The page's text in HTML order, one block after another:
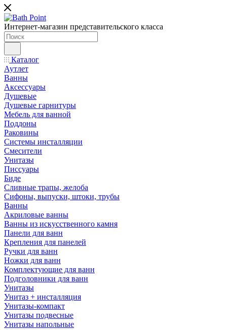
Интернет-магазин представительского класса
Каталог
Аутлет
Ванны
Аксессуары
Душевые
Душевые гарнитуры
Мебель для ванной
Поддоны
Раковины
Системы инсталляции
Смесители
Унитазы
Писсуары
Биде
Сливные трапы, желоба
Сифоны, выпуски, штоки, трубы
Ванны
Акриловые ванны
Ванны из искусственного камня
Панели для ванн
Крепления для панелей
Ручки для ванн
Ножки для ванн
Комплектующие для ванн
Подголовники для ванн
Унитазы
Унитаз + инсталляция
Унитазы-компакт
Унитазы подвесные
Унитазы напольные